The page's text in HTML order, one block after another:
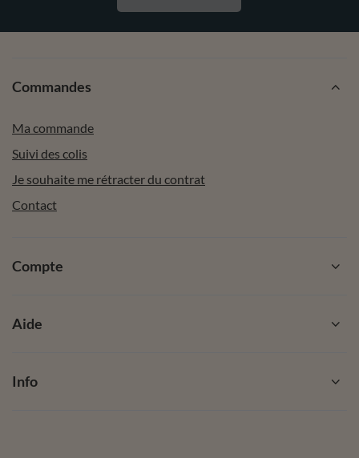
Commandes
Ma commande
Suivi des colis
Je souhaite me rétracter du contrat
Contact
Compte
Aide
Info